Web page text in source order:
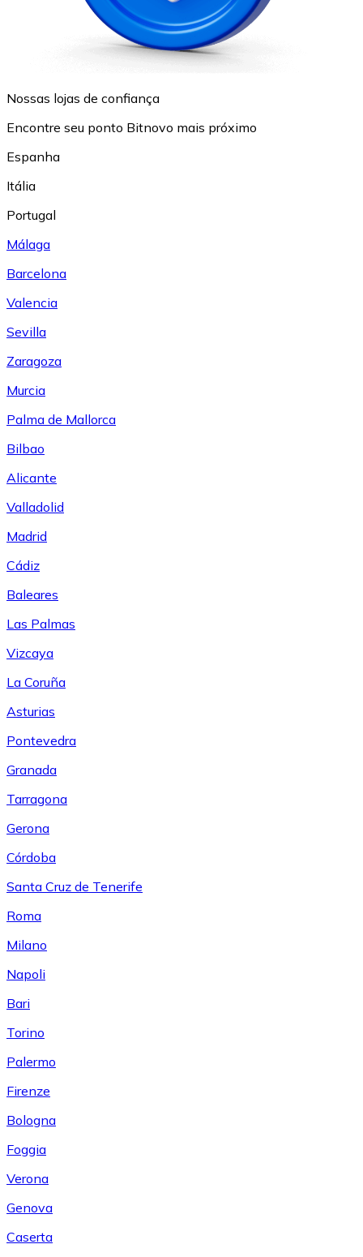
Nossas lojas de confiança
Encontre seu ponto Bitnovo mais próximo
Espanha
Itália
Portugal
Málaga
Barcelona
Valencia
Sevilla
Zaragoza
Murcia
Palma de Mallorca
Bilbao
Alicante
Valladolid
Madrid
Cádiz
Baleares
Las Palmas
Vizcaya
La Coruña
Asturias
Pontevedra
Granada
Tarragona
Gerona
Córdoba
Santa Cruz de Tenerife
Roma
Milano
Napoli
Bari
Torino
Palermo
Firenze
Bologna
Foggia
Verona
Genova
Caserta